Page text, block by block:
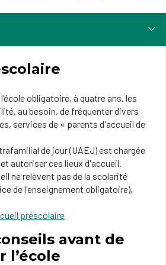
obligatoire, à quatre ans, les
au besoin, de fréquenter divers
services de « parents d'accueil de
de jour (UAEJ) est chargée
autoriser ces lieux d'accueil.
ne relèvent pas de la scolarité
de l'enseignement obligatoire),
préscolaire
avant de
l’école